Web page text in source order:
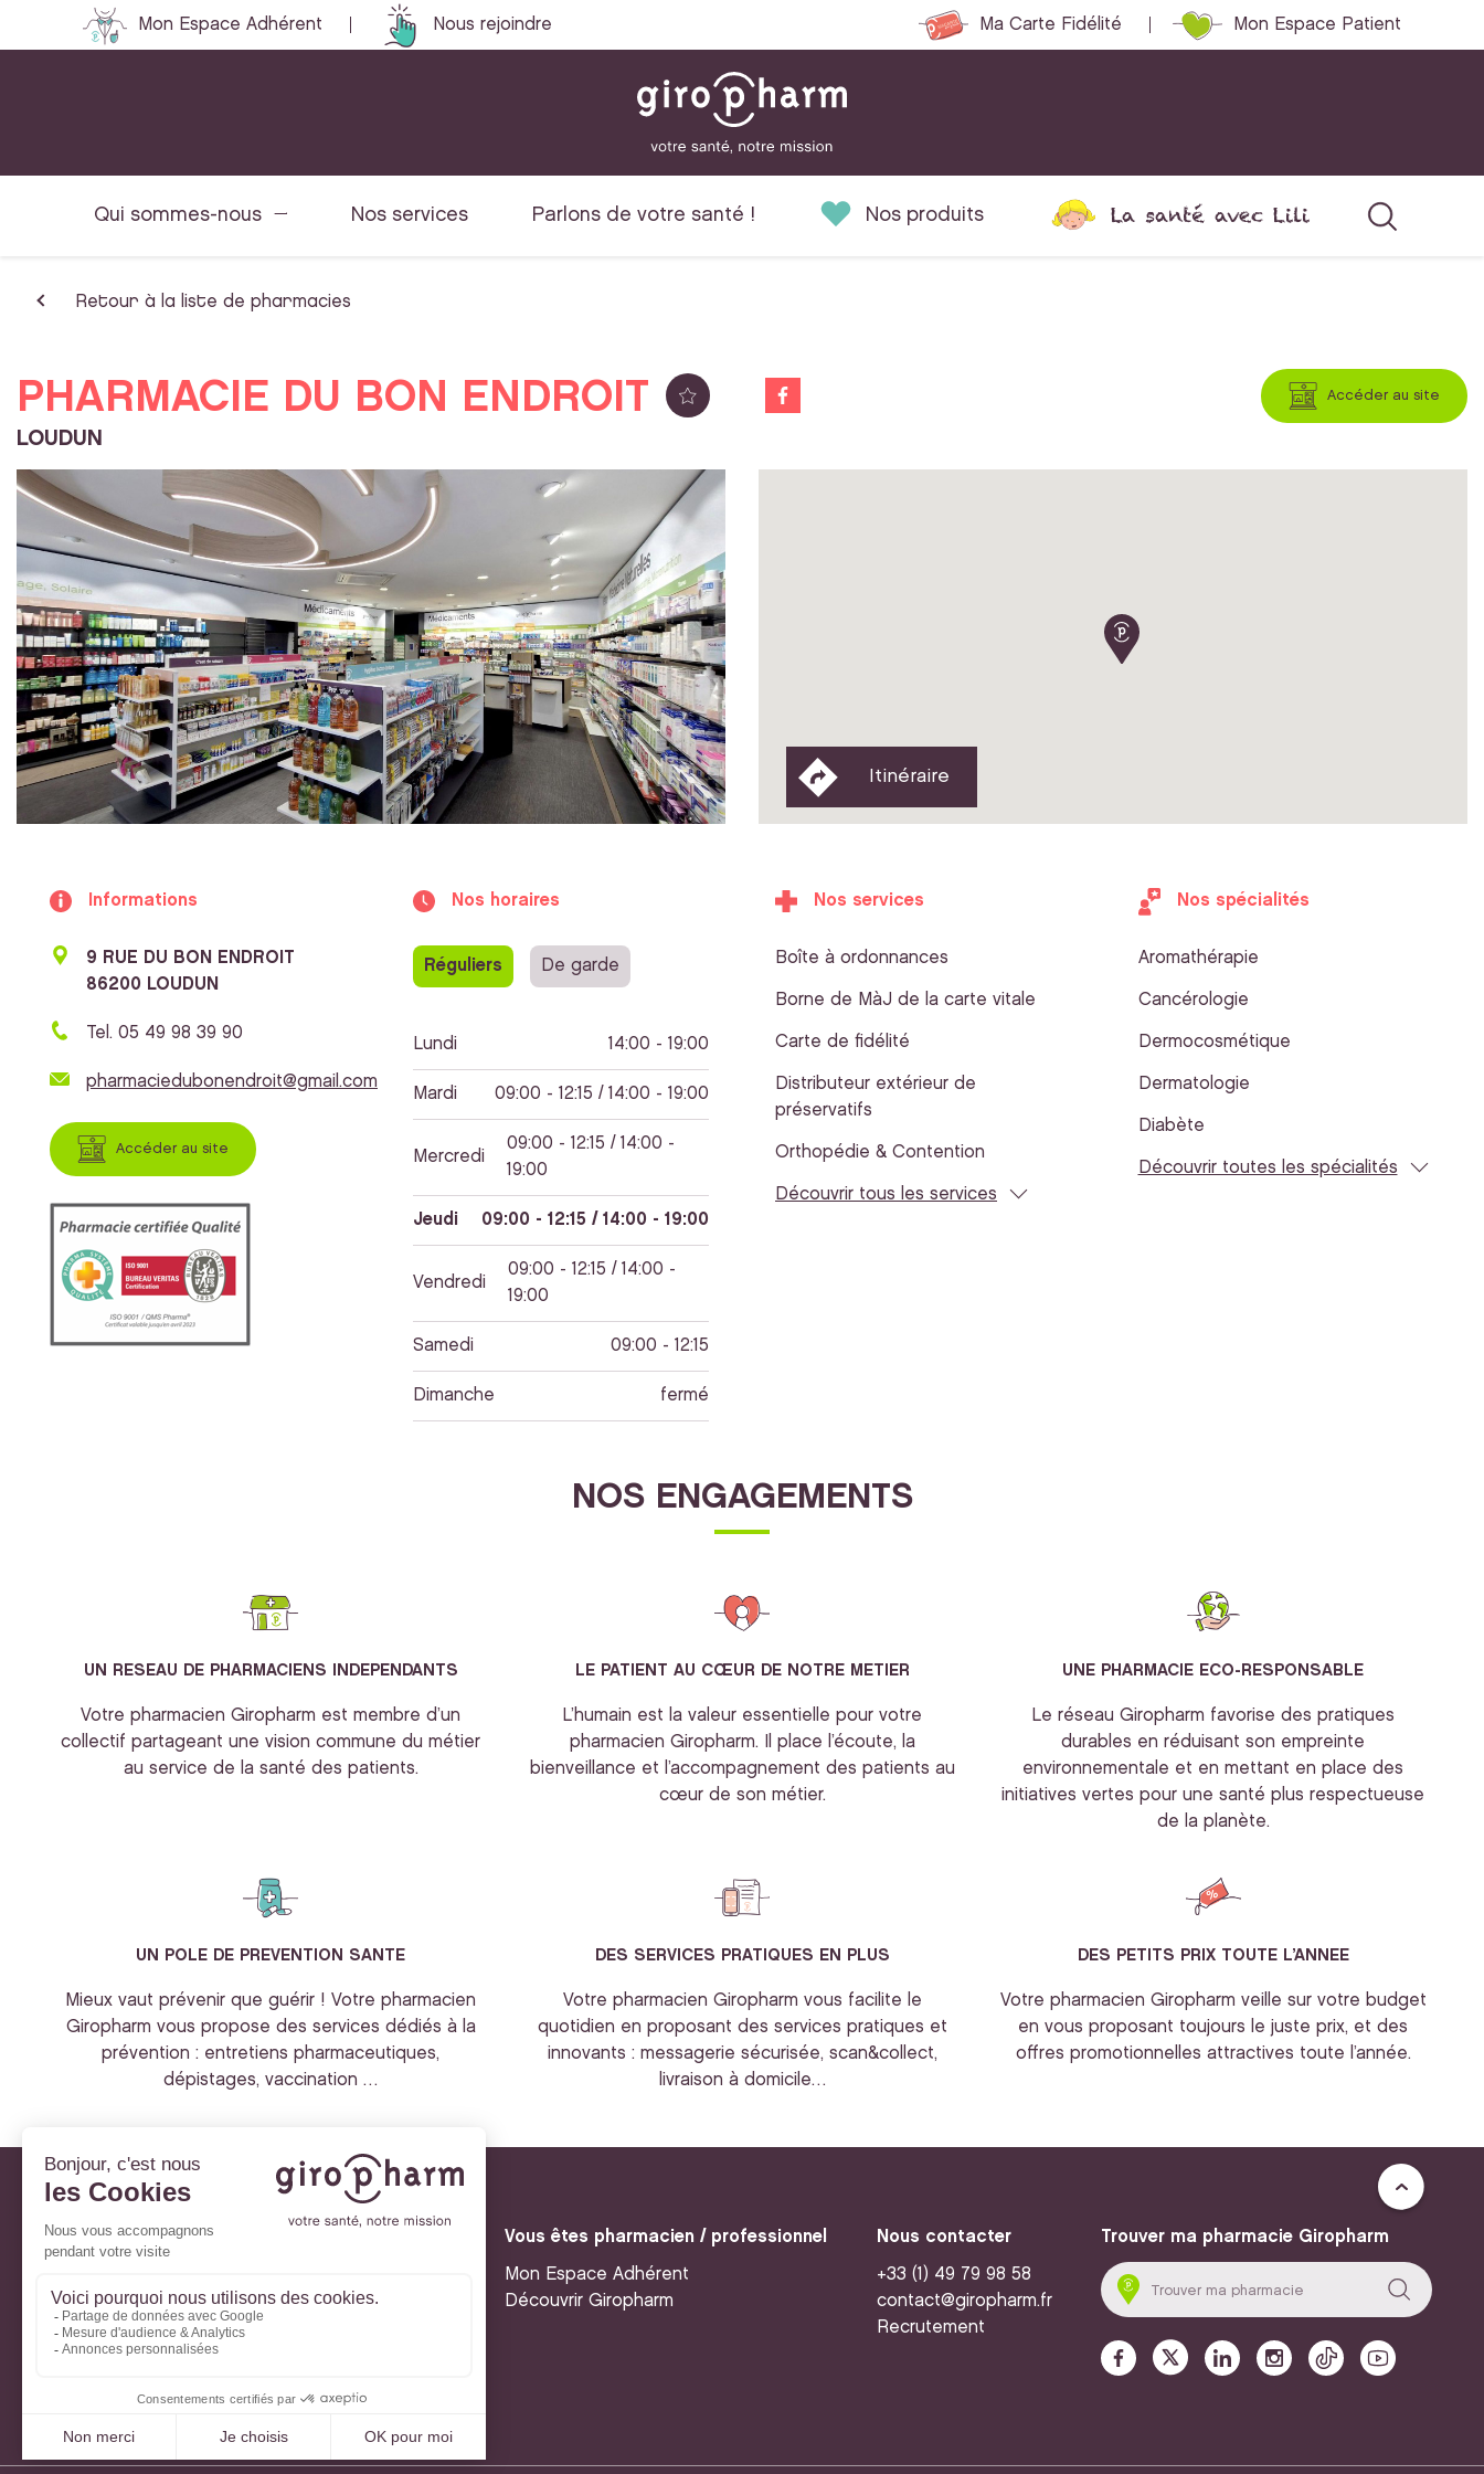
Mon Espace Adhérent Nous rejoindre Ma Carte Fidélité Mon Espace Patient
Qui sommes-nous Nos services Parlons de votre santé ! Nos produits La santé avec Lili
Retour à la liste de pharmacies
PHARMACIE DU BON ENDROIT
LOUDUN
Accéder au site
Itinéraire
Informations
9 RUE DU BON ENDROIT
86200 LOUDUN
Tel. 05 49 98 39 90
pharmaciedubonendroit@gmail.com
Accéder au site
Nos horaires
Réguliers De garde
Lundi 14:00 - 19:00
Mardi 09:00 - 12:15 / 14:00 - 19:00
Mercredi
09:00 - 12:15 / 14:00 -
19:00
Jeudi 09:00 - 12:15 / 14:00 - 19:00
Vendredi
09:00 - 12:15 / 14:00 -
19:00
Samedi 09:00 - 12:15
Dimanche fermé
Nos services
Boîte à ordonnances
Borne de MàJ de la carte vitale
Carte de fidélité
Distributeur extérieur de
préservatifs
Orthopédie & Contention
Découvrir tous les services
Nos spécialités
Aromathérapie
Cancérologie
Dermocosmétique
Dermatologie
Diabète
Découvrir toutes les spécialités
NOS ENGAGEMENTS
UN RESEAU DE PHARMACIENS INDEPENDANTS
Votre pharmacien Giropharm est membre d’un
collectif partageant une vision commune du métier
au service de la santé des patients.
LE PATIENT AU CŒUR DE NOTRE METIER
L’humain est la valeur essentielle pour votre
pharmacien Giropharm. Il place l’écoute, la
bienveillance et l’accompagnement des patients au
cœur de son métier.
UNE PHARMACIE ECO-RESPONSABLE
Le réseau Giropharm favorise des pratiques
durables en réduisant son empreinte
environnementale et en mettant en place des
initiatives vertes pour une santé plus respectueuse
de la planète.
UN POLE DE PREVENTION SANTE
Mieux vaut prévenir que guérir ! Votre pharmacien
Giropharm vous propose des services dédiés à la
prévention : entretiens pharmaceutiques,
dépistages, vaccination …
DES SERVICES PRATIQUES EN PLUS
Votre pharmacien Giropharm vous facilite le
quotidien en proposant des services pratiques et
innovants : messagerie sécurisée, scan&collect,
livraison à domicile…
DES PETITS PRIX TOUTE L’ANNEE
Votre pharmacien Giropharm veille sur votre budget
en vous proposant toujours le juste prix, et des
offres promotionnelles attractives toute l’année.
À votre service
Mon Espace Patient
Vous êtes pharmacien / professionnel
Mon Espace Adhérent
Découvrir Giropharm
Nous contacter
+33 (1) 49 79 98 58
contact@giropharm.fr
Recrutement
Trouver ma pharmacie Giropharm